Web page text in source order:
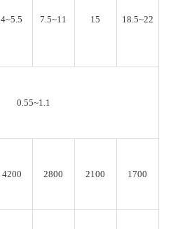
4~5.5 7.5~11 15 18.5~22
0.55~1.1
4200 2800 2100 1700